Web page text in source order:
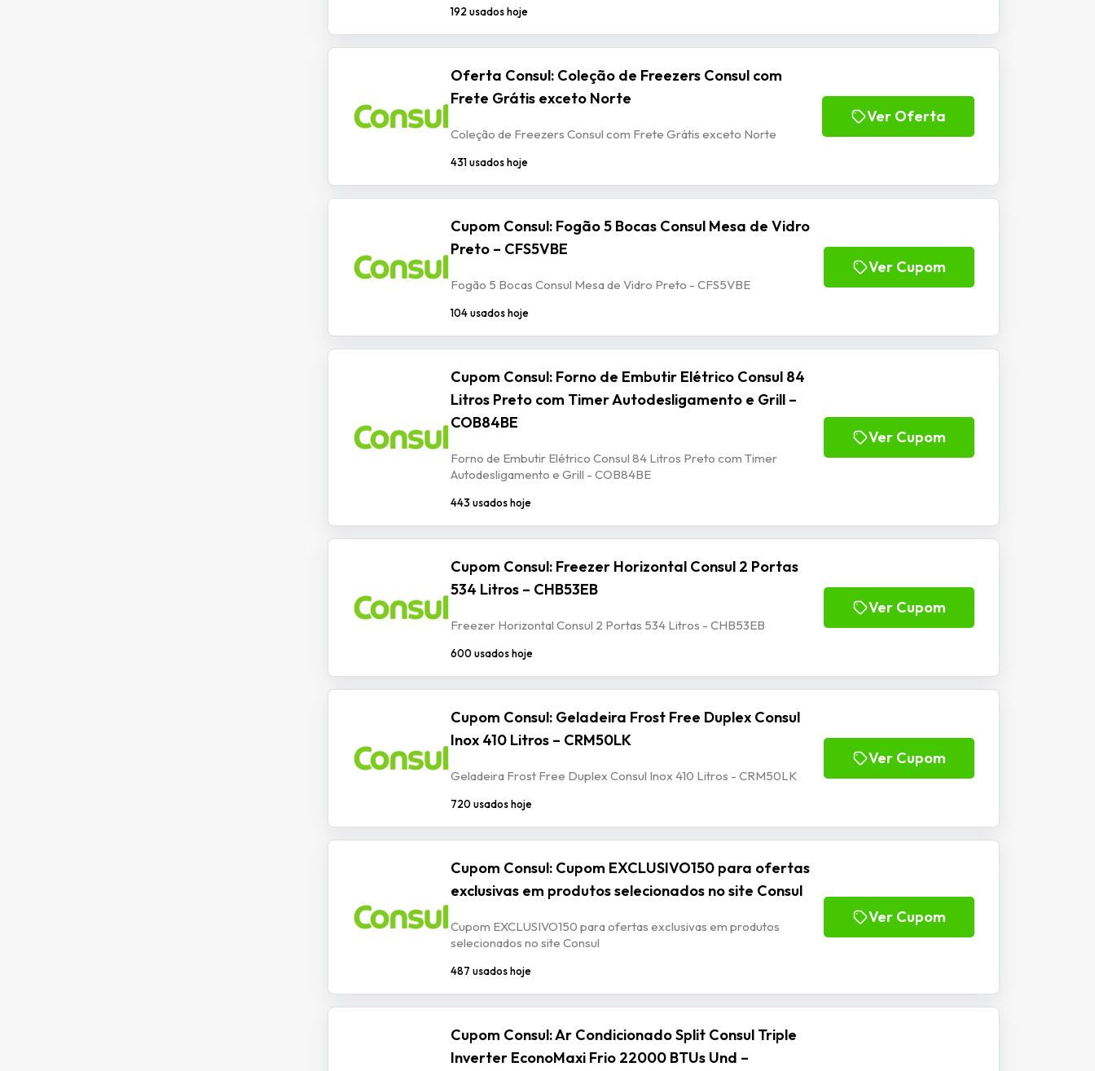
192 usados hoje
Oferta Consul: Coleção de Freezers Consul com
Frete Grátis exceto Norte
Coleção de Freezers Consul com Frete Grátis exceto Norte
431 usados hoje
Ver Oferta
Cupom Consul: Fogão 5 Bocas Consul Mesa de Vidro
Preto – CFS5VBE
Fogão 5 Bocas Consul Mesa de Vidro Preto - CFS5VBE
104 usados hoje
Ver Cupom
Cupom Consul: Forno de Embutir Elétrico Consul 84
Litros Preto com Timer Autodesligamento e Grill –
COB84BE
Forno de Embutir Elétrico Consul 84 Litros Preto com Timer
Autodesligamento e Grill - COB84BE
443 usados hoje
Ver Cupom
Cupom Consul: Freezer Horizontal Consul 2 Portas
534 Litros – CHB53EB
Freezer Horizontal Consul 2 Portas 534 Litros - CHB53EB
600 usados hoje
Ver Cupom
Cupom Consul: Geladeira Frost Free Duplex Consul
Inox 410 Litros – CRM50LK
Geladeira Frost Free Duplex Consul Inox 410 Litros - CRM50LK
720 usados hoje
Ver Cupom
Cupom Consul: Cupom EXCLUSIVO150 para ofertas
exclusivas em produtos selecionados no site Consul
Cupom EXCLUSIVO150 para ofertas exclusivas em produtos
selecionados no site Consul
487 usados hoje
Ver Cupom
Cupom Consul: Ar Condicionado Split Consul Triple
Inverter EconoMaxi Frio 22000 BTUs Und –